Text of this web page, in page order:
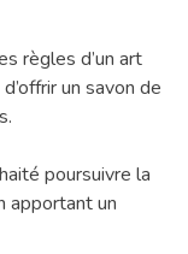
règles d’un art
un savon de
poursuivre la
apportant un